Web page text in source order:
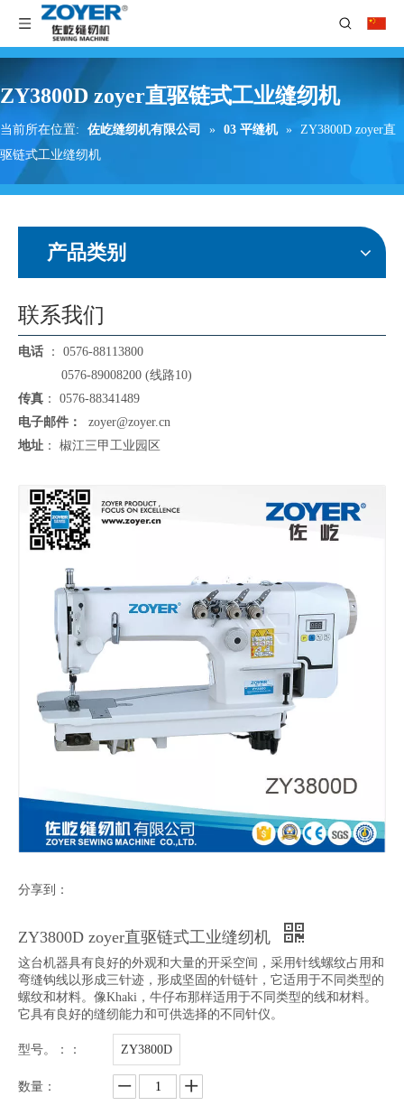
ZY3800D zoyer直驱链式工业缝纫机
当前所在位置: 佐屹缝纫机有限公司 » 03 平缝机 » ZY3800D zoyer直
驱链式工业缝纫机
产品类别
联系我们
电话 ： 0576-88113800
0576-89008200 (线路10)
传真 ： 0576-88341489
电子邮件：
zoyer@zoyer.cn
地址 ： 椒江三甲工业园区
分享到：
ZY3800D zoyer直驱链式工业缝纫机
这台机器具有良好的外观和大量的开采空间，采用针线螺纹占用和
弯缝钩线以形成三针迹，形成坚固的针链针，它适用于不同类型的
螺纹和材料。像Khaki，牛仔布那样适用于不同类型的线和材料。
它具有良好的缝纫能力和可供选择的不同针仪。
型号。：： ZY3800D
数量：